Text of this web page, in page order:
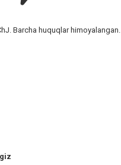
Barcha huquqlar himoyalangan.